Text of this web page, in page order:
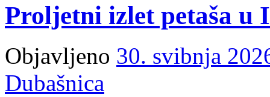
Proljetni izlet petaša u
Objavljeno 30. svibnja
Dubašnica